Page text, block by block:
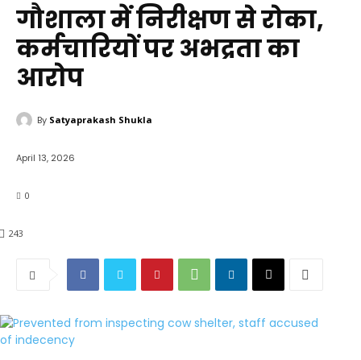
गौशाला में निरीक्षण से रोका,
कर्मचारियों पर अभद्रता का
आरोप
By Satyaprakash Shukla
April 13, 2026
0
243